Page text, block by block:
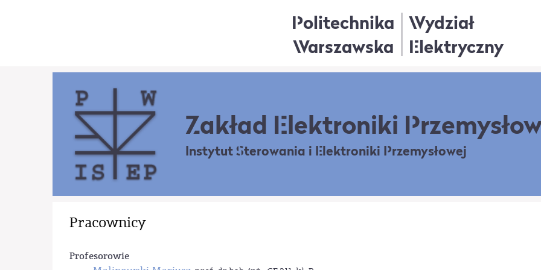
Politechnika
Warszawska
Wydział
Elektryczny
Zakład Elektroniki
Instytut Sterowania i Elektroniki Przemysłowej
Pracownicy
Profesorowie